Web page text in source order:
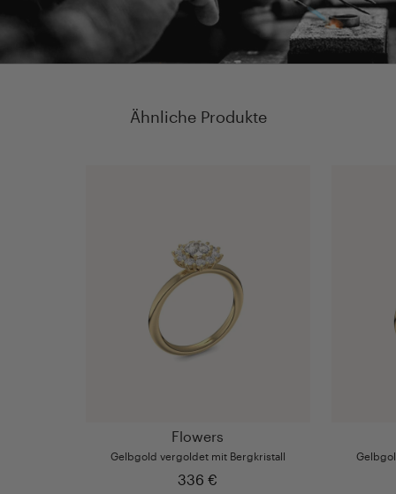
Ähnliche Produkte
Flowers
Gelbgold vergoldet mit Bergkristall
336 €